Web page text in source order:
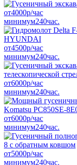
от4000р/час
минимум240час.
от4500р/час
минимум240час.
от6000р/час
минимум240час.
от6000р/час
минимум240час.
от5000р/час
минимум240час.